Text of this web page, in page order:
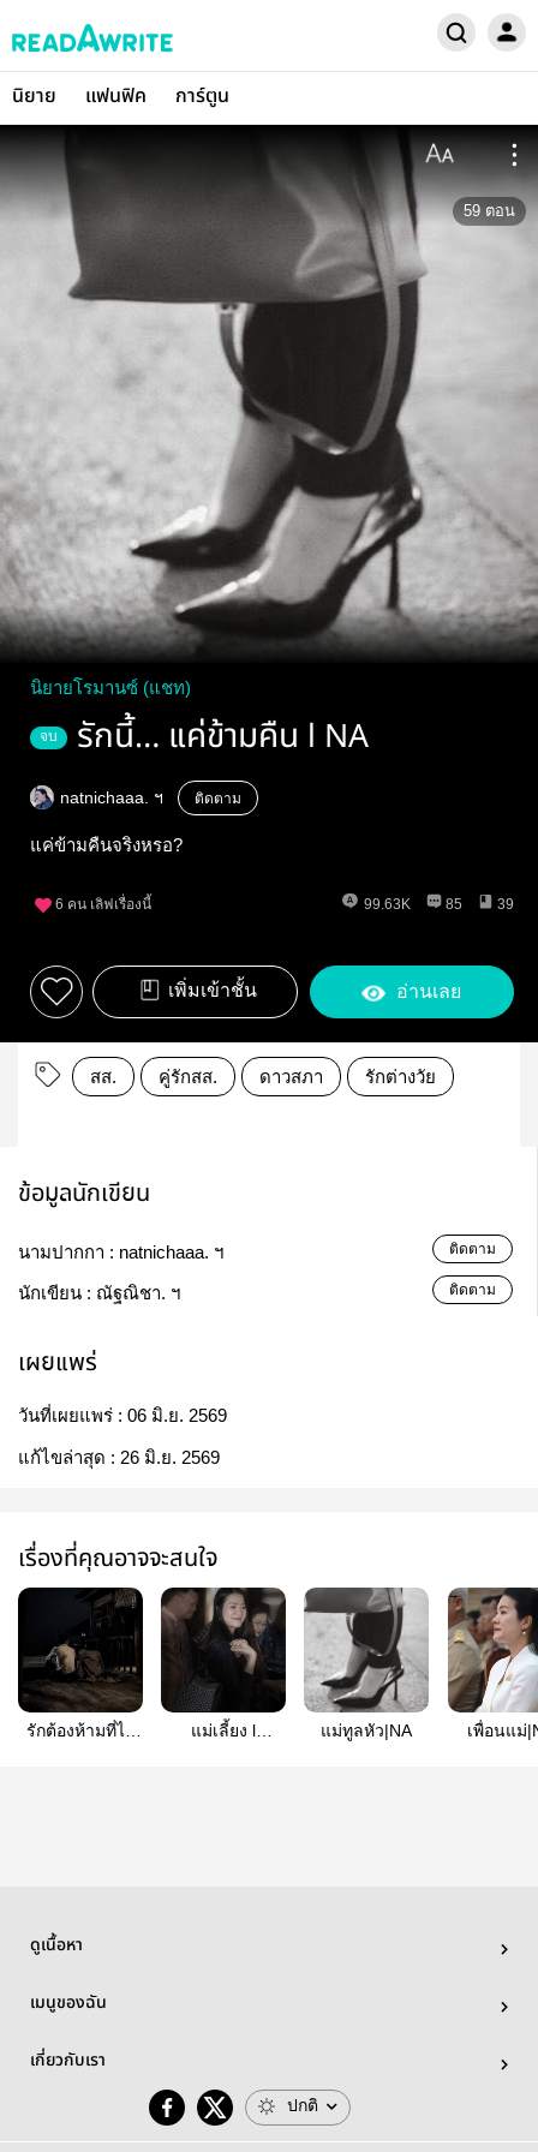
นิยาย แฟนฟิค การ์ตูน
59 ตอน
นิยายโรมานซ์ (แชท)
จบ รักนี้… แค่ข้ามคืน l NA
natnichaaa. ฯ ติดตาม
แค่ข้ามคืนจริงหรอ?
6 คน เลิฟเรื่องนี้ 99.63K 85 39
เพิ่มเข้าชั้น อ่านเลย
สส. คู่รักสส. ดาวสภา รักต่างวัย
ข้อมูลนักเขียน
นามปากกา : natnichaaa. ฯ ติดตาม
นักเขียน : ณัฐณิชา. ฯ ติดตาม
เผยแพร่
วันที่เผยแพร่ : 06 มิ.ย. 2569
แก้ไขล่าสุด : 26 มิ.ย. 2569
เรื่องที่คุณอาจจะสนใจ
รักต้องห้ามที่ไม่
แม่เลี้ยง l
แม่ทูลหัว|NA เพื่อนแม่
ดูเนื้อหา
เมนูของฉัน
เกี่ยวกับเรา
ปกติ